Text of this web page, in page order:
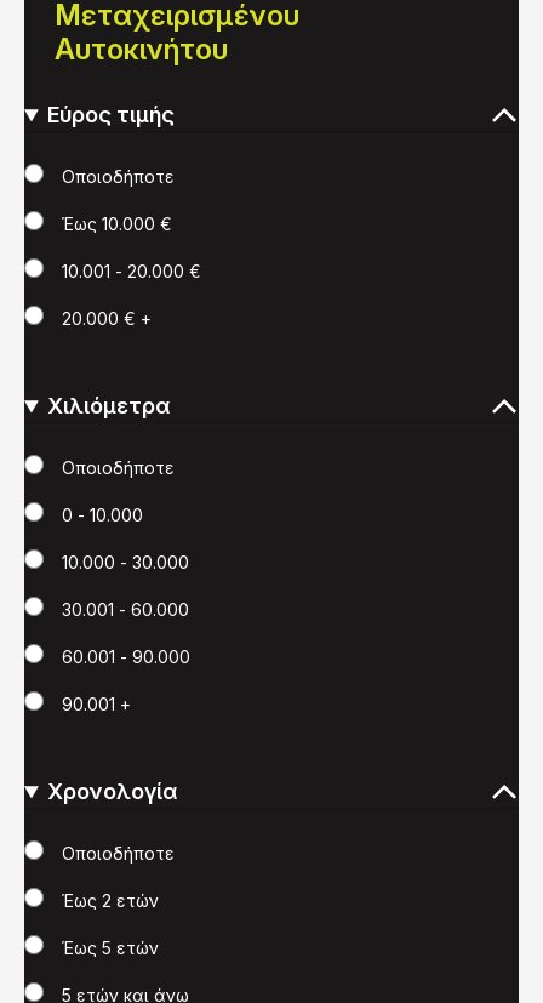
Μεταχειρισμένου
Αυτοκινήτου
Εύρος τιμής
ΤιμήΟποιοδήποτε
Έως 10.000 €
10.001 - 20.000 €
20.000 € +
Χιλιόμετρα
Χιλιόμετρα
Οποιοδήποτε
0 - 10.000
10.000 - 30.000
30.001 - 60.000
60.001 - 90.000
90.001 +
Χρονολογία
Χρονολογία
Οποιοδήποτε
Έως 2 ετών
Έως 5 ετών
5 ετών και άνω